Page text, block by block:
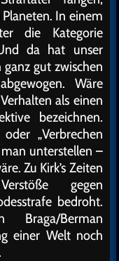
In einem
die Kategorie
da hat unser
gut zwischen
Wäre
als einen
bezeichnen.
„Verbrechen
unterstellen –
Zu Kirk’s Zeiten
gegen
bedroht.
Braga/Berman
einer Welt noch